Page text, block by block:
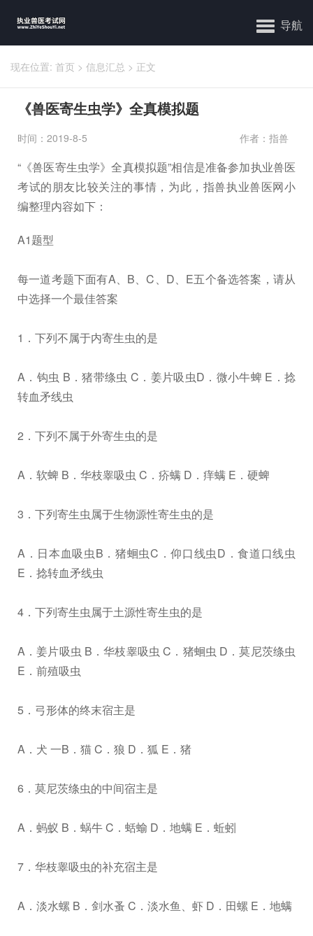
导航
现在位置: 首页 > 信息汇总 > 正文
《兽医寄生虫学》全真模拟题
时间：2019-8-5 作者：指兽
“《兽医寄生虫学》全真模拟题”相信是准备参加执业兽医
考试的朋友比较关注的事情，为此，指兽执业兽医网小
编整理内容如下：
A1题型
每一道考题下面有A、B、C、D、E五个备选答案，请从
中选择一个最佳答案
1．下列不属于内寄生虫的是
A．钩虫 B．猪带绦虫 C．姜片吸虫D．微小牛蜱 E．捻
转血矛线虫
2．下列不属于外寄生虫的是
A．软蜱 B．华枝睾吸虫 C．疥螨 D．痒螨 E．硬蜱
3．下列寄生虫属于生物源性寄生虫的是
A．日本血吸虫B．猪蛔虫C．仰口线虫D．食道口线虫
E．捻转血矛线虫
4．下列寄生虫属于土源性寄生虫的是
A．姜片吸虫 B．华枝睾吸虫 C．猪蛔虫 D．莫尼茨绦虫
E．前殖吸虫
5．弓形体的终末宿主是
A．犬 一B．猫 C．狼 D．狐 E．猪
6．莫尼茨绦虫的中间宿主是
A．蚂蚁 B．蜗牛 C．蛞蝓 D．地螨 E．蚯蚓
7．华枝睾吸虫的补充宿主是
A．淡水螺 B．剑水蚤 C．淡水鱼、虾 D．田螺 E．地螨